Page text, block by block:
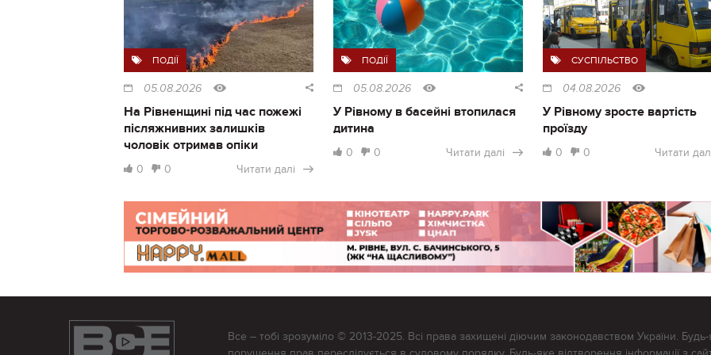
ПОДІЇ
05.08.2026
На Рівненщині під час пожежі
післяжнивних залишків
чоловік отримав опіки
0 0 Читати далі
ПОДІЇ
05.08.2026
У Рівному в басейні втопилася
дитина
0 0 Читати далі
СУСПІЛЬСТВО
04.08.2026
У Рівному зросте вартість
проїзду
0 0 Читати
Все – тобі зрозуміло © 2013-2025. Всі права захищені діючим законодавством України. Будь-